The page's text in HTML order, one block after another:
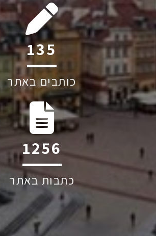
235
כותבים באתר
2188
כתבות באתר